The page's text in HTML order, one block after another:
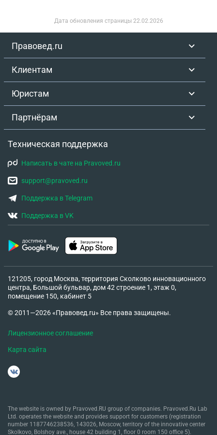
Дата обновления страницы 22.02.2026
Правовед.ru
Клиентам
Юристам
Партнёрам
Техническая поддержка
Написать в чате на Pravoved.ru
support@pravoved.ru
Поддержка в Telegram
Поддержка в VK
121205, город Москва, территория Сколково инновационного
центра, Большой бульвар, дом 42 строение 1, этаж 0,
помещение 150, кабинет 5
© 2011—2026 «Правовед.ru» Все права защищены.
Лицензионное соглашение
Карта сайта
The website is owned by Pravoved.RU group of companies. Pravoved.Ru Lab
Ltd. operates the website and provides support for customers (registration
number 1187746238536, 143026, Moscow, territory of the innovative center
Skolkovo, Bolshoy ave., house 42 building 1, floor 0 room 150 office 5).